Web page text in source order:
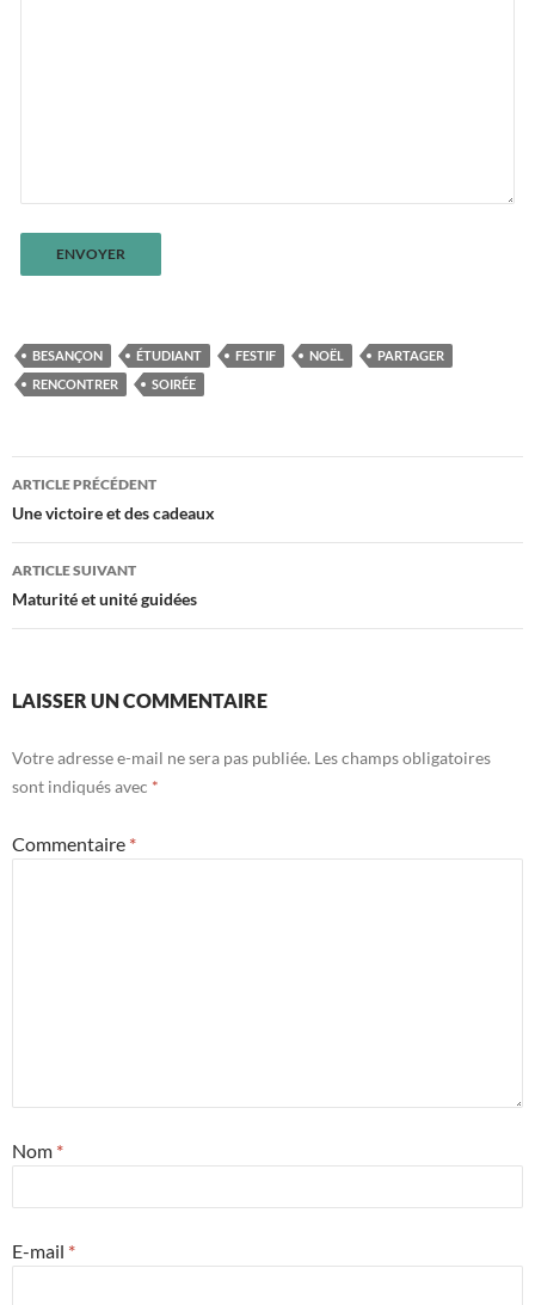
BESANÇON ÉTUDIANT FESTIF NOËL
PARTAGER
RENCONTRER
SOIRÉE
Navigation
des
articles
ARTICLE PRÉCÉDENT
Une victoire et des cadeaux
ARTICLE SUIVANT
Maturité et unité guidées
LAISSER UN COMMENTAIRE
Votre adresse e-mail ne sera pas publiée. Les champs obligatoires
sont indiqués avec *
Commentaire *
Nom *
E-mail *